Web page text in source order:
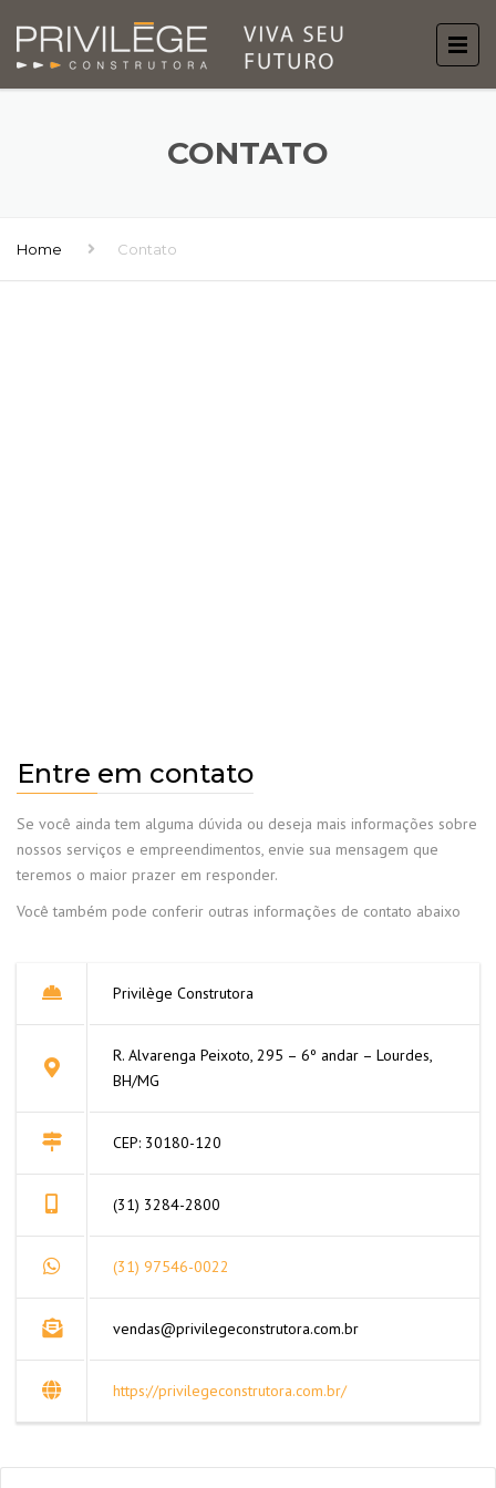
CONTATO
Home Contato
Entre em contato
Se você ainda tem alguma dúvida ou deseja mais informações sobre
nossos serviços e empreendimentos, envie sua mensagem que
teremos o maior prazer em responder.
Você também pode conferir outras informações de contato abaixo
Privilège Construtora
R. Alvarenga Peixoto, 295 – 6º andar – Lourdes,
BH/MG
CEP: 30180-120
(31) 3284-2800
(31) 97546-0022
vendas@privilegeconstrutora.com.br
https://privilegeconstrutora.com.br/